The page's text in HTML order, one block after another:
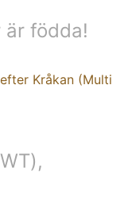
är födda!
Kråkan (Multi